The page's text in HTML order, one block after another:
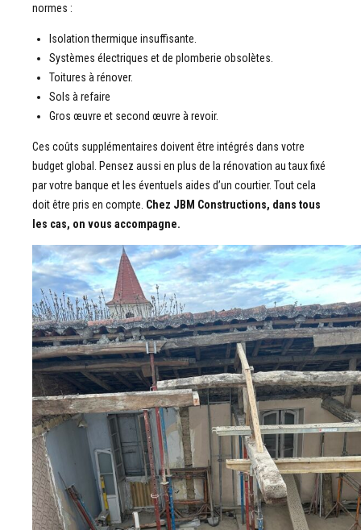
normes :
Isolation thermique insuffisante.
Systèmes électriques et de plomberie obsolètes.
Toitures à rénover.
Sols à refaire
Gros œuvre et second œuvre à revoir.
Ces coûts supplémentaires doivent être intégrés dans votre
budget global. Pensez aussi en plus de la rénovation au taux fixé
par votre banque et les éventuels aides d’un courtier. Tout cela
doit être pris en compte. Chez JBM Constructions, dans tous
les cas, on vous accompagne.